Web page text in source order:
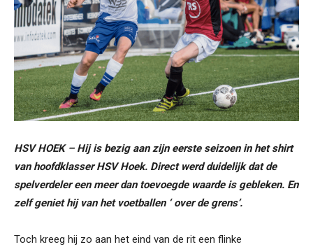
HSV HOEK – Hij is bezig aan zijn eerste seizoen in het shirt
van hoofdklasser HSV Hoek. Direct werd duidelijk dat de
spelverdeler een meer dan toevoegde waarde is gebleken. En
zelf geniet hij van het voetballen ‘ over de grens’.
Toch kreeg hij zo aan het eind van de rit een flinke